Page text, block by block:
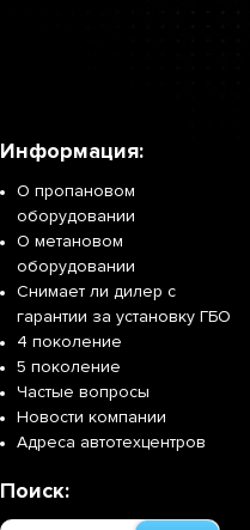
Информация:
О пропановом
оборудовании
О метановом
оборудовании
Снимает ли дилер с
гарантии за установку ГБО
4 поколение
5 поколение
Частые вопросы
Новости компании
Адреса автотехцентров
Поиск: